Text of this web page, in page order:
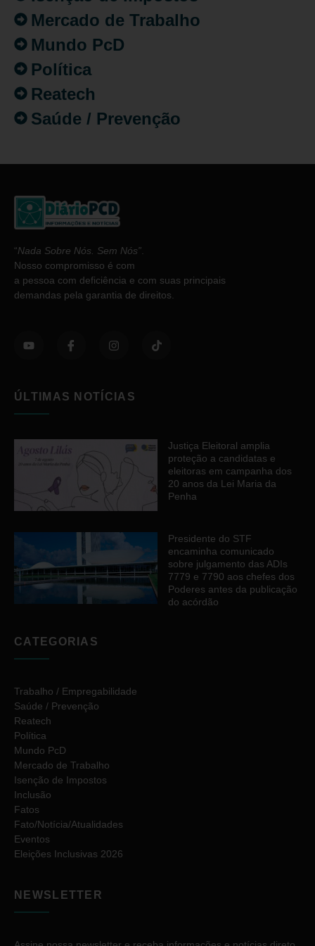
Mercado de Trabalho
Mundo PcD
Política
Reatech
Saúde / Prevenção
“Nada Sobre Nós. Sem Nós”
Nosso compromisso é com
a pessoa com deficiência e com suas principais
demandas pela garantia de direitos.
ÚLTIMAS NOTÍCIAS
Justiça Eleitoral amplia
proteção a candidatas e
eleitoras em campanha dos
20 anos da Lei Maria da
Penha
Presidente do STF
encaminha comunicado
sobre julgamento das ADIs
7779 e 7790 aos chefes dos
Poderes antes da publicação
do acórdão
CATEGORIAS
Trabalho / Empregabilidade
Saúde / Prevenção
Reatech
Política
Mundo PcD
Mercado de Trabalho
Isenção de Impostos
Inclusão
Fatos
Fato/Notícia/Atualidades
Eventos
Eleições Inclusivas 2026
NEWSLETTER